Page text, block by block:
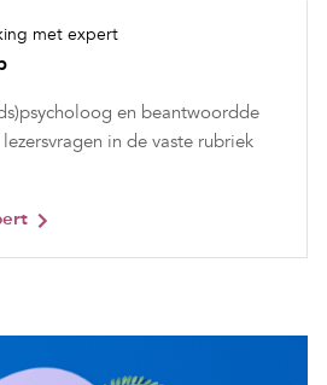
met expert
en beantwoordde
in de vaste rubriek